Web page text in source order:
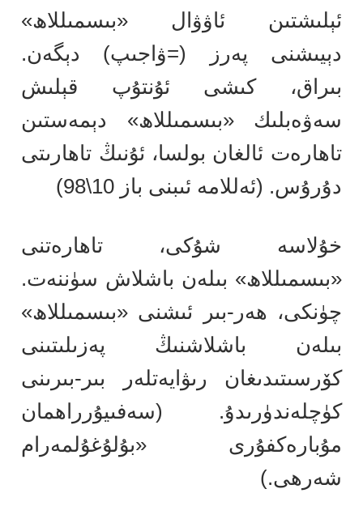
ئېلىشتىن ئاۋۋال «بىسمىللاھ»
دېيىشنى پەرز (=ۋاجىپ) دېگەن.
بىراق، كىشى ئۇنتۇپ قېلىش
سەۋەبلىك «بىسمىللاھ» دېمەستىن
تاھارەت ئالغان بولسا، ئۇنىڭ تاھارىتى
دۇرۇس. (ئەللامە ئىبنى باز 10\98)
خۇلاسە شۇكى، تاھارەتنى
«بىسمىللاھ» بىلەن باشلاش سۈننەت.
چۈنكى، ھەر-بىر ئىشنى «بىسمىللاھ»
بىلەن باشلاشنىڭ پەزىلىتىنى
كۆرسىتىدىغان رىۋايەتلەر بىر-بىرىنى
كۈچلەندۈرىدۇ. (سەفىيۇرراھمان
مۇبارەكفۇرى «بۇلۇغۇلمەرام
شەرھى.)